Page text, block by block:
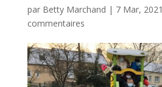
par Betty Marchand | 7 Mar, 2021
commentaires